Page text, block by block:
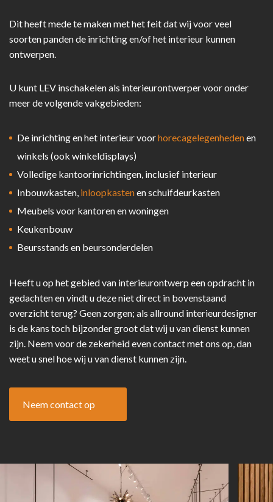
Dit heeft mede te maken met het feit dat wij voor veel
soorten panden de inrichting en/of het interieur kunnen
ontwerpen.
U kunt LEV inschakelen als interieurontwerper voor onder
meer de volgende vakgebieden:
De inrichting en het interieur voorhorecagelegenhedenen
winkels (ook winkeldisplays)
Volledige kantoorinrichtingen, inclusief interieur
Inbouwkasten, inloopkastenen schuifdeurkasten
Meubels voor kantoren en woningen
Keukenbouw
Beursstands en beursonderdelen
Heeft u op het gebied van interieurontwerp een opdracht in
gedachten en vindt u deze niet direct in bovenstaand
overzicht terug? Geen zorgen; als allround interieurdesigner
is de kans toch bijzonder groot dat wij u van dienst kunnen
zijn. Neem voor de zekerheid even contact met ons op, dan
weet u snel hoe wij u van dienst kunnen zijn.
Neem contact op